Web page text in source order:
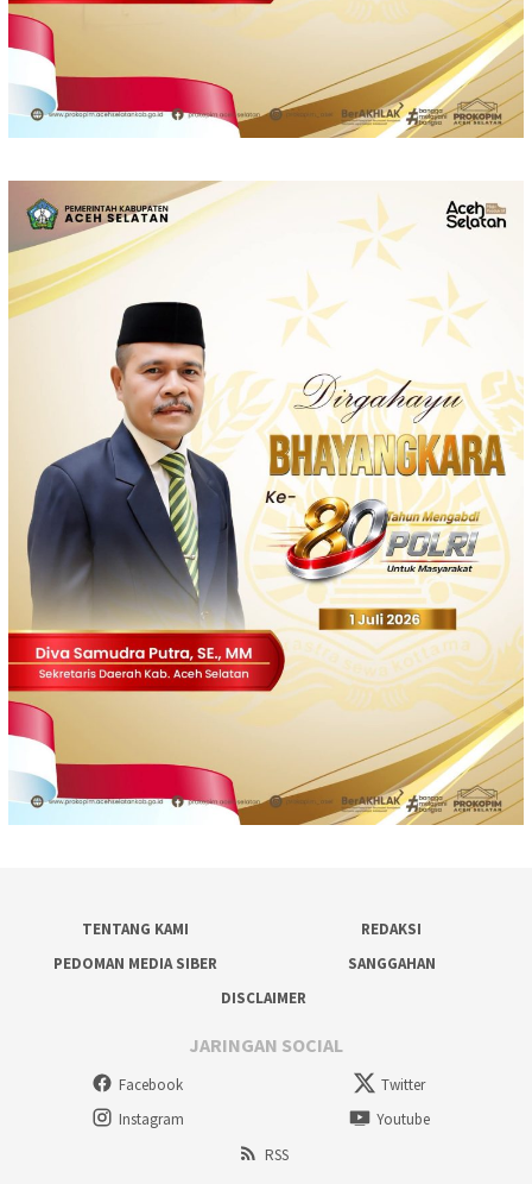
TENTANG KAMI
REDAKSI
PEDOMAN MEDIA SIBER
SANGGAHAN
DISCLAIMER
JARINGAN SOCIAL
Facebook
Twitter
Instagram
Youtube
RSS